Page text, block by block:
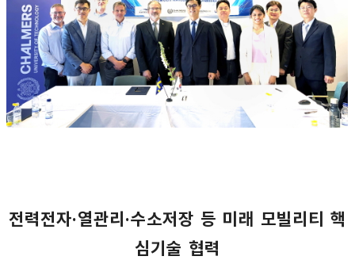
전력전자·열관리·수소저장 등 미래 모빌리티 핵
심기술 협력